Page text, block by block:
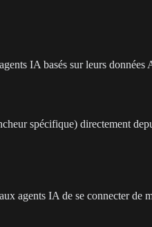
IA basés sur leurs données
spécifique) directement
agents IA de se connecter de